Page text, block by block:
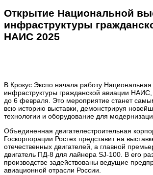
Открытие Национальной
инфраструктуры
НАИС 2025
В Крокус Экспо начала работу Национальная
инфраструктуры гражданской авиации НАИС,
до 6 февраля. Это мероприятие станет
всю историю выставки, демонстрируя
технологии и оборудование для
Объединенная двигателестроительная
Госкорпорации Ростех представит на
отечественных двигателей, а главной
двигатель ПД-8 для лайнера SJ-100. В его
производстве задействованы ведущие
авиационной отрасли России.